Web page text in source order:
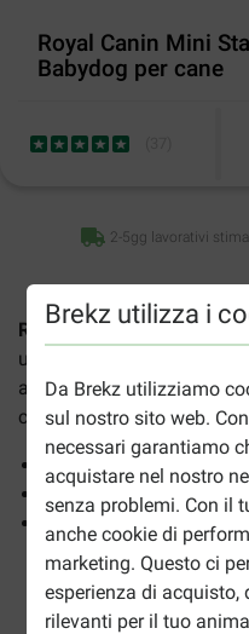
Brekz utilizza i
Da Brekz utilizziamo
sul nostro sito web.
necessari garantiamo
acquistare nel nostro
senza problemi. Con il
anche cookie di
marketing. Questo ci
esperienza di
rilevanti per il tuo
Royal Canin Mini
Babydog per cane
2-5gg lavorativi
Royal Canin Mini Starter
un alimento secco
allattamento di piccola
cuccioli, di età tra 3 e 8
Sostiene la digestione
Favorisce la crescita
Sostiene la femmina